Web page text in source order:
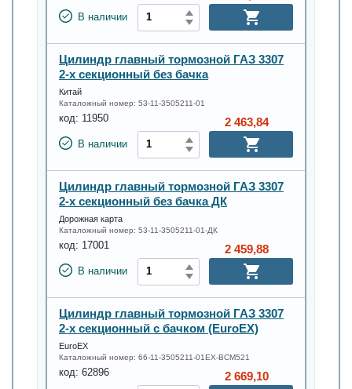
В наличии
Цилиндр главный тормозной ГАЗ 3307
2-х секционный без бачка
Китай
Каталожный номер: 53-11-3505211-01
код: 11950
В наличии
2 463,84
Цилиндр главный тормозной ГАЗ 3307
2-х секционный без бачка ДК
Дорожная карта
Каталожный номер: 53-11-3505211-01-ДК
код: 17001
В наличии
2 459,88
Цилиндр главный тормозной ГАЗ 3307
2-х секционный с бачком (EuroEX)
EuroEX
Каталожный номер: 66-11-3505211-01EX-BCM521
код: 62896 2 669,10